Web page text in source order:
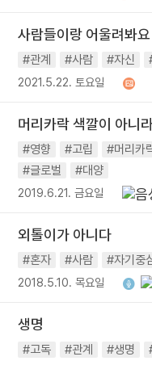
사람들이랑 어울려봐요
#관계 #사람 #자신
2021.5.22. 토요일
머리카락 색깔이 아니
#영향 #고립 #머리카
#글로벌
#대양
2019.6.21. 금요일
외톨이가 아니다
#혼자 #사람 #자기중
2018.5.10. 목요일
생명
#고독 #관계 #생명